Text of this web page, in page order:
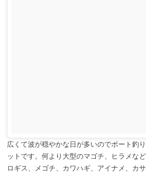
広くて波が穏やかな日が多いのでボート釣
ットです。何より大型のマゴチ、ヒラメな
ロギス、メゴチ、カワハギ、アイナメ、カ